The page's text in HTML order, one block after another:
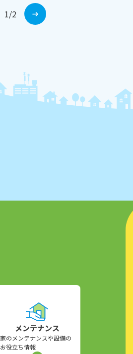
1/2
メンテナンス
家のメンテナンスや設備の
お役立ち情報